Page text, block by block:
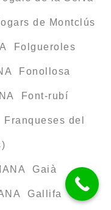
de Montclús
Folgueroles
Fonollosa
Font-rubí
del
Gaià
Gallifa